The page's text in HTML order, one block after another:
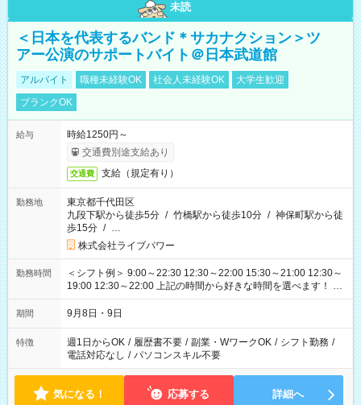
未読
＜日本を代表するバンド＊サカナクション＞ツ
アー公演のサポートバイト＠日本武道館
アルバイト 職種未経験OK 社会人未経験OK
大学生歓迎
ブランクOK
給与
時給1250円～
交通費別途支給あり
交通費 支給（規定有り）
勤務地
東京都千代田区
九段下駅から徒歩5分 / 竹橋駅から徒歩10分 / 神保町駅から徒
歩15分 / …
株式会社ライブパワー
勤務時間
＜シフト例＞ 9:00～22:30 12:30～22:00 15:30～21:00 12:30～
19:00 12:30～22:00 上記の時間から好きな時間を選べます！ ※
時間は変更となる可能性があります
期間 9月8日・9日
特徴 週1日からOK / 履歴書不要 / 副業・WワークOK / シフト勤務 /
電話対応なし / パソコンスキル不要
気になる！ 応募する 詳細へ